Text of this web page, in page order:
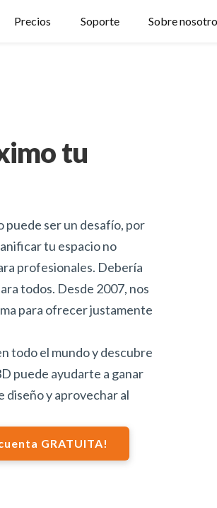
Precios Soporte Sobre
tu
puede ser un desafío, por
tu espacio no
profesionales. Debería
todos. Desde 2007, nos
para ofrecer justamente
todo el mundo y descubre
puede ayudarte a ganar
diseño y aprovechar al
GRATUITA!